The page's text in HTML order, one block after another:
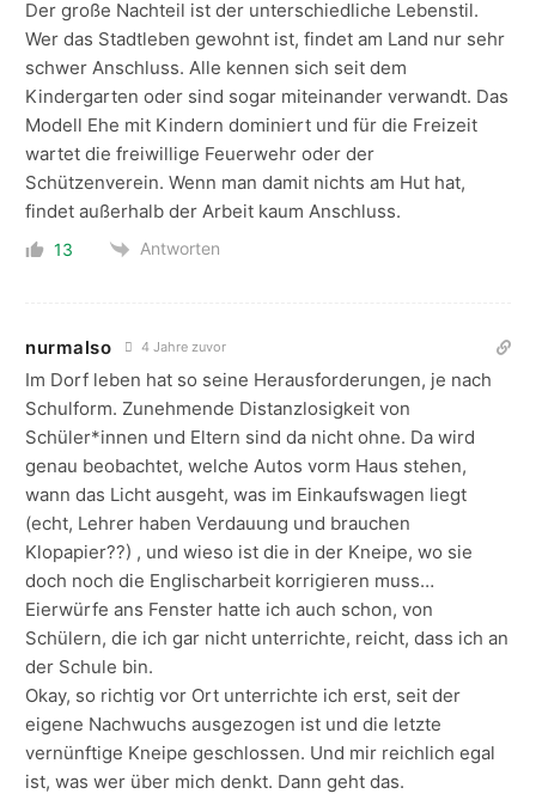
Der große Nachteil ist der unterschiedliche Lebenstil.
Wer das Stadtleben gewohnt ist, findet am Land nur sehr
schwer Anschluss. Alle kennen sich seit dem
Kindergarten oder sind sogar miteinander verwandt. Das
Modell Ehe mit Kindern dominiert und für die Freizeit
wartet die freiwillige Feuerwehr oder der
Schützenverein. Wenn man damit nichts am Hut hat,
findet außerhalb der Arbeit kaum Anschluss.
13 Antworten
nurmalso 4 Jahre zuvor
Im Dorf leben hat so seine Herausforderungen, je nach
Schulform. Zunehmende Distanzlosigkeit von
Schüler*innen und Eltern sind da nicht ohne. Da wird
genau beobachtet, welche Autos vorm Haus stehen,
wann das Licht ausgeht, was im Einkaufswagen liegt
(echt, Lehrer haben Verdauung und brauchen
Klopapier??) , und wieso ist die in der Kneipe, wo sie
doch noch die Englischarbeit korrigieren muss…
Eierwürfe ans Fenster hatte ich auch schon, von
Schülern, die ich gar nicht unterrichte, reicht, dass ich an
der Schule bin.
Okay, so richtig vor Ort unterrichte ich erst, seit der
eigene Nachwuchs ausgezogen ist und die letzte
vernünftige Kneipe geschlossen. Und mir reichlich egal
ist, was wer über mich denkt. Dann geht das.